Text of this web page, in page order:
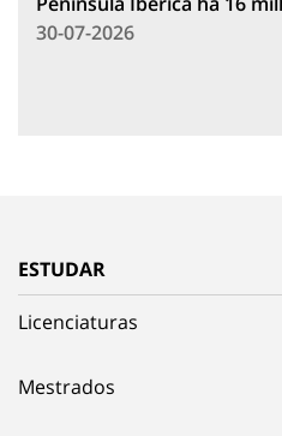
30-07-2026
ESTUDAR
Licenciaturas
Mestrados